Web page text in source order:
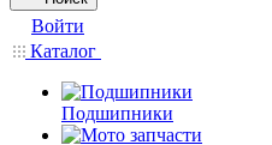
Войти
Каталог
Подшипники